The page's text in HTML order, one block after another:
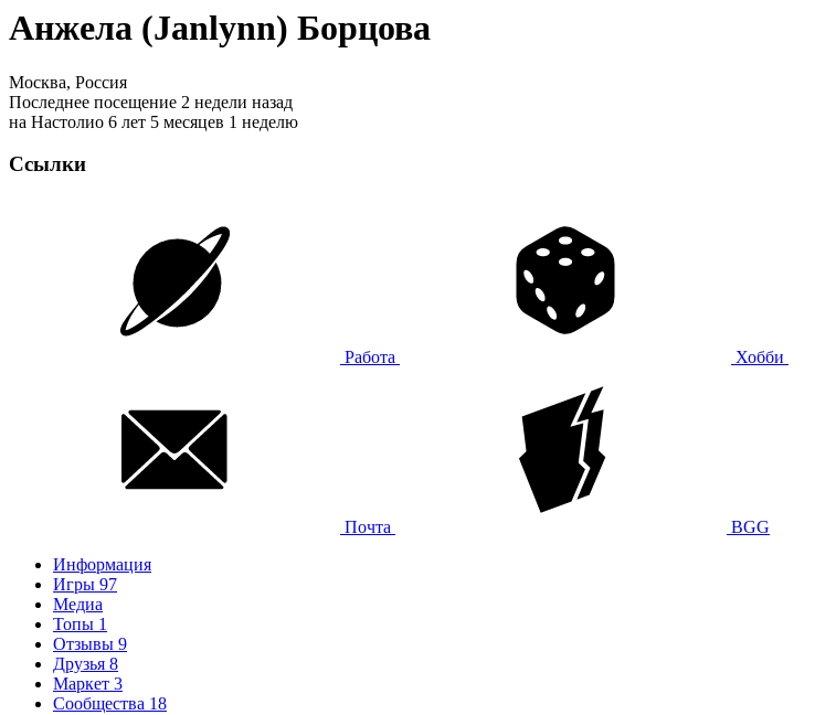
Анжела (Janlynn) Борцова
Москва, Россия
Последнее посещение 2 недели назад
на Настолио 6 лет 5 месяцев 1 неделю
Ссылки
Работа Хобби
Почта
BGG
Информация
Игры 97
Медиа
Топы 1
Отзывы 9
Друзья 8
Маркет 3
Сообщества 18